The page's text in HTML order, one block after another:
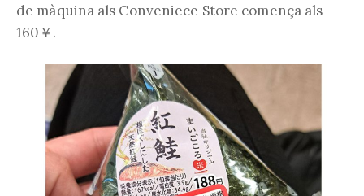
de màquina als Conveniece Store comença als
160￥.